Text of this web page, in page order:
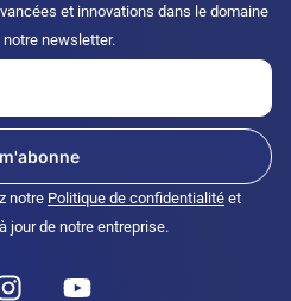
et innovations dans le domaine
newsletter.
notre Politique de confidentialité et
jour de notre entreprise.